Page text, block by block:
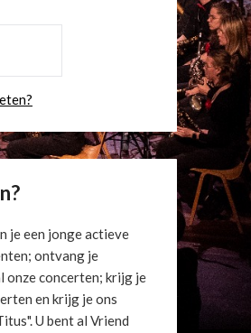
je een jonge actieve
ontvang je
concerten; krijg je
en krijg je ons
U bent al Vriend